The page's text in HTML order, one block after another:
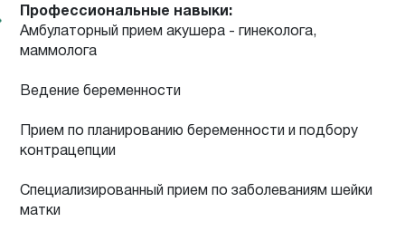
Профессиональные навыки:
Амбулаторный прием акушера - гинеколога,
маммолога
Ведение беременности
Прием по планированию беременности и подбору
контрацепции
Специализированный прием по заболеваниям шейки
матки